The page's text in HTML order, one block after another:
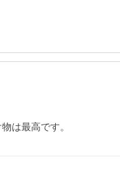
は最高です。